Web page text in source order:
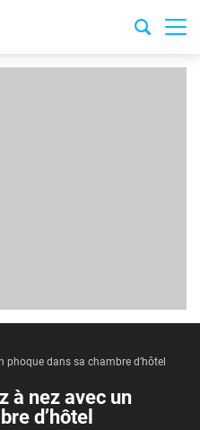
dans sa chambre d’hôtel
à nez avec un
d’hôtel